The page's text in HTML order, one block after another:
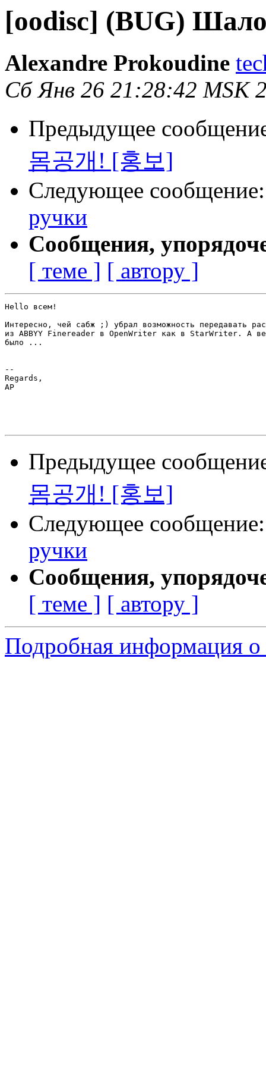
[oodisc] (BUG)
Alexandre Prokoudine
Сб Янв 26 21:28:42 MSK
Предыдущее
몸공개! [홍보]
Следующее
ручки
Сообщения,
[ теме ] [ автору ]
Hello всем!
Интересно, чей сабж ;) убрал возможность передавать
из ABBYY Finereader в OpenWriter как в StarWriter. А
было ...
--
Regards,
AP
Предыдущее
몸공개! [홍보]
Следующее
ручки
Сообщения,
[ теме ] [ автору ]
Подробная информация о